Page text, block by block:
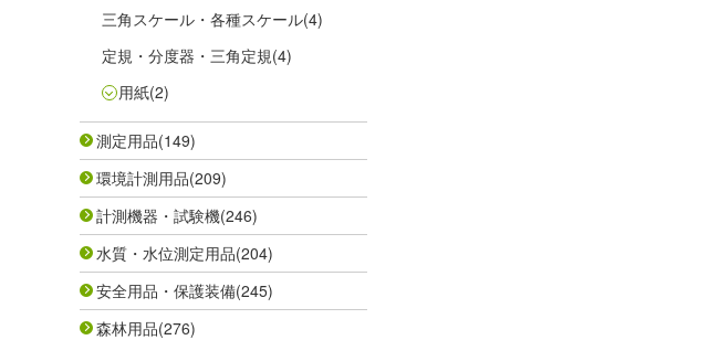
三角スケール・各種スケール(4)
定規・分度器・三角定規(4)
用紙(2)
測定用品(149)
環境計測用品(209)
計測機器・試験機(246)
水質・水位測定用品(204)
安全用品・保護装備(245)
森林用品(276)